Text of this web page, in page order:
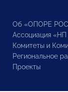
Об «ОПОРЕ
Ассоциация
Комитеты и
Региональное
Проекты